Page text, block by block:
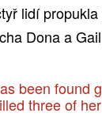
lidí
Dona a
been found
three of